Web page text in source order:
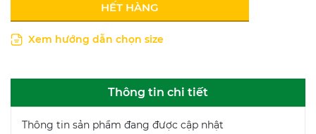
HẾT HÀNG
Xem hướng dẫn chọn size
Thông tin chi tiết
Thông tin sản phẩm đang được cập nhật